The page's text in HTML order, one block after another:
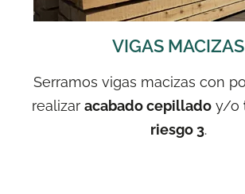
VIGAS MACIZAS
Serramos vigas macizas con
realizar acabado cepilladoy/o
riesgo 3.